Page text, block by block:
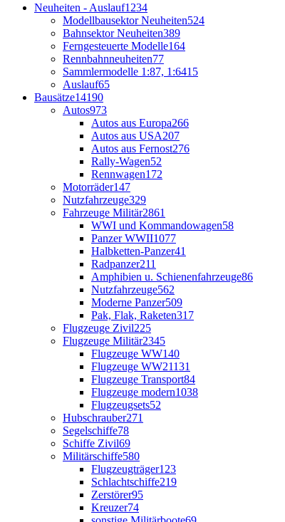
Neuheiten - Auslauf1234
Modellbausektor Neuheiten524
Bahnsektor Neuheiten389
Ferngesteuerte Modelle164
Rennbahnneuheiten77
Sammlermodelle 1:87, 1:6415
Auslauf65
Bausätze14190
Autos973
Autos aus Europa266
Autos aus USA207
Autos aus Fernost276
Rally-Wagen52
Rennwagen172
Motorräder147
Nutzfahrzeuge329
Fahrzeuge Militär2861
WWI und Kommandowagen58
Panzer WWII1077
Halbketten-Panzer41
Radpanzer211
Amphibien u. Schienenfahrzeuge86
Nutzfahrzeuge562
Moderne Panzer509
Pak, Flak, Raketen317
Flugzeuge Zivil225
Flugzeuge Militär2345
Flugzeuge WW140
Flugzeuge WW21131
Flugzeuge Transport84
Flugzeuge modern1038
Flugzeugsets52
Hubschrauber271
Segelschiffe78
Schiffe Zivil69
Militärschiffe580
Flugzeugträger123
Schlachtschiffe219
Zerstörer95
Kreuzer74